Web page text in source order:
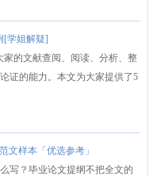
[学姐解疑]
的文献查阅、阅读、分析、整
证的能力。本文为大家提供了5
文样本「优选参考」
写？毕业论文提纲不把全文的